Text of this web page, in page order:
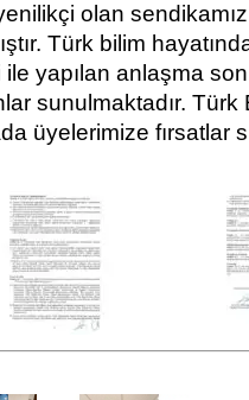
olan
Türk bilim
yapılan anlaşma
sunulmaktadır.
üyelerimize fırsatlar